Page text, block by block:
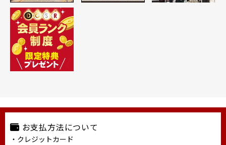
お支払方法について
・クレジットカード